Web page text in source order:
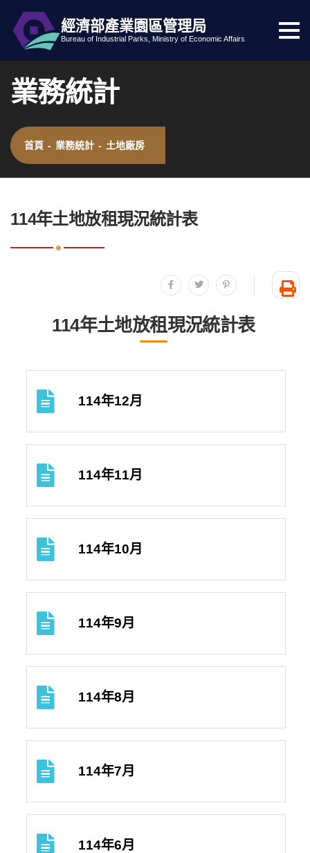
跳到主要內容
網站導覽
經濟部產業園區管理局
Bureau of Industrial Parks, Ministry of Economic Affairs
選
單
業務統計
首頁 - 業務統計 - 土地廠房
114年土地放租現況統計表
分享至facebook
分享至twitter分享至plurk
友
114年土地放租現況統計表
114年12月
114年11月
114年10月
114年9月
114年8月
114年7月
114年6月